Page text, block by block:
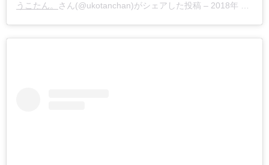
うこたん。 さん(@ukotanchan)がシェアした投稿 – 2018年 9月月19日午前7時16分PDT